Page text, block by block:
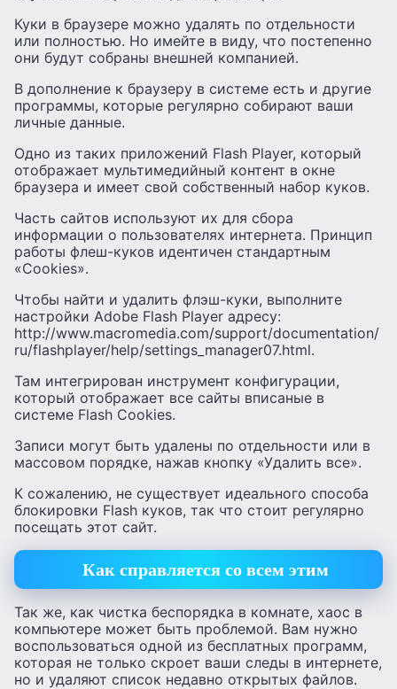
Куки в браузере можно удалять по отдельности
или полностью. Но имейте в виду, что постепенно
они будут собраны внешней компанией.
В дополнение к браузеру в системе есть и другие
программы, которые регулярно собирают ваши
личные данные.
Одно из таких приложений Flash Player, который
отображает мультимедийный контент в окне
браузера и имеет свой собственный набор куков.
Часть сайтов используют их для сбора
информации о пользователях интернета. Принцип
работы флеш-куков идентичен стандартным
«Cookies».
Чтобы найти и удалить флэш-куки, выполните
настройки Adobe Flash Player адресу:
http://www.macromedia.com/support/documentation/
ru/flashplayer/help/settings_manager07.html.
Там интегрирован инструмент конфигурации,
который отображает все сайты вписаные в
системе Flash Cookies.
Записи могут быть удалены по отдельности или в
массовом порядке, нажав кнопку «Удалить все».
К сожалению, не существует идеального способа
блокировки Flash куков, так что стоит регулярно
посещать этот сайт.
Как справляется со всем этим
Так же, как чистка беспорядка в комнате, хаос в
компьютере может быть проблемой. Вам нужно
воспользоваться одной из бесплатных программ,
которая не только скроет ваши следы в интернете,
но и удаляют список недавно открытых файлов.